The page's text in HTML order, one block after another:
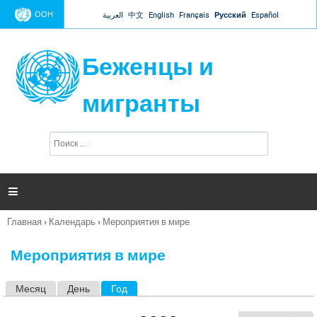
Jump to navigation
ООН العربية 中文 English Français Русский Español
Беженцы и
мигранты
п
и

Вы
Главная › Календарь › Мероприятия в мире
Мероприятия в мире
Месяц День Год